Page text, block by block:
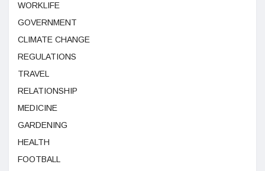
WORKLIFE
GOVERNMENT
CLIMATE CHANGE
REGULATIONS
TRAVEL
RELATIONSHIP
MEDICINE
GARDENING
HEALTH
FOOTBALL